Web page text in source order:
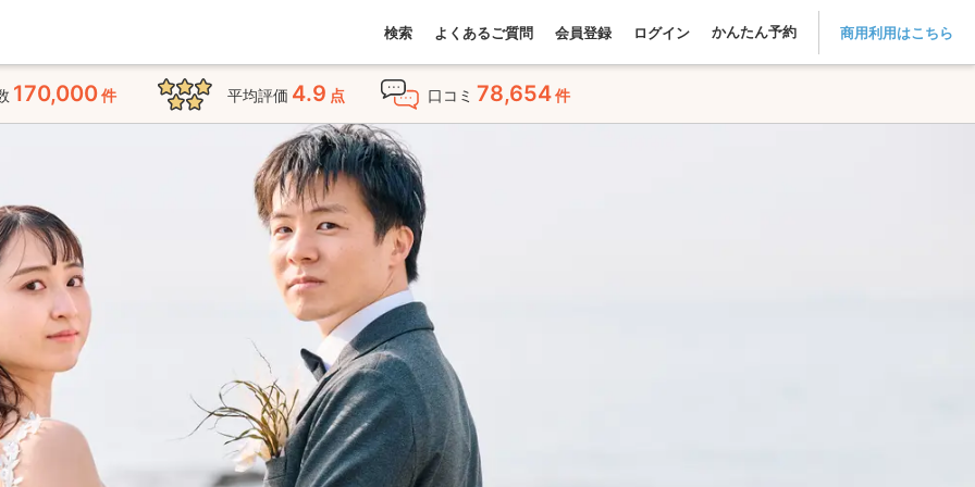
検索 よくあるご質問 会員登録 ログイン かんたん予約 商用利用はこちら
170,000件 平均評価 4.9 点 口コミ 78,654件